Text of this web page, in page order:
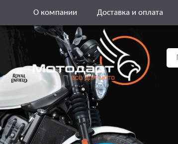
О компании Доставка и оплата